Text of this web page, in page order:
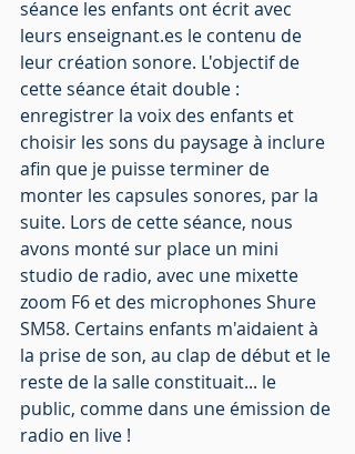
séance les enfants ont écrit avec
leurs enseignant.es le contenu de
leur création sonore. L'objectif de
cette séance était double :
enregistrer la voix des enfants et
choisir les sons du paysage à inclure
afin que je puisse terminer de
monter les capsules sonores, par la
suite. Lors de cette séance, nous
avons monté sur place un mini
studio de radio, avec une mixette
zoom F6 et des microphones Shure
SM58. Certains enfants m'aidaient à
la prise de son, au clap de début et le
reste de la salle constituait... le
public, comme dans une émission de
radio en live !